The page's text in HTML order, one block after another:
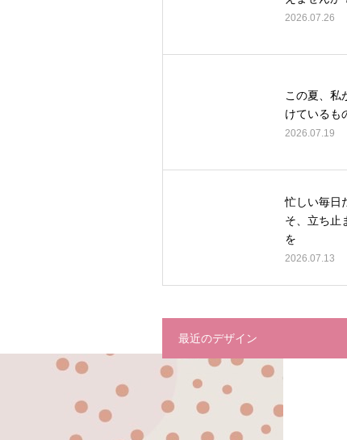
2026.07.26
この夏、私
けているも
2026.07.19
忙しい毎日
そ、立ち止
を
2026.07.13
最近のデザイン